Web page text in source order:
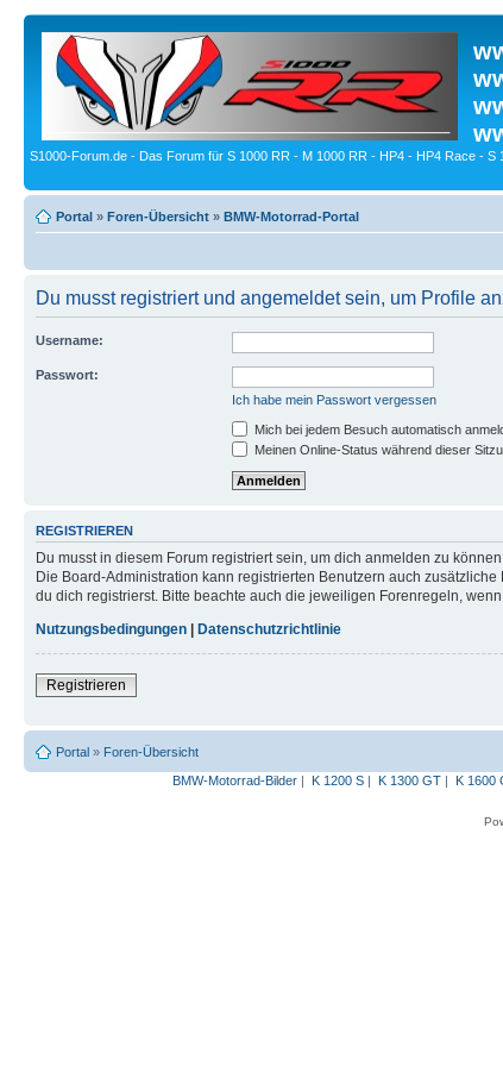
S1000-Forum.de - Das Forum für S 1000 RR - M 1000 RR - HP4 - HP4 Race - S
Portal » Foren-Übersicht » BMW-Motorrad-Portal
Du musst registriert und angemeldet sein, um Profile
Username:
Passwort:
Ich habe mein Passwort vergessen
Mich bei jedem Besuch automatisch
Meinen Online-Status während dieser
REGISTRIEREN
Du musst in diesem Forum registriert sein, um dich anmelden zu
Die Board-Administration kann registrierten Benutzern auch
du dich registrierst. Bitte beachte auch die jeweiligen Forenregeln,
Nutzungsbedingungen
Datenschutzrichtlinie
Registrieren
Portal » Foren-Übersicht
BMW-Motorrad-Bilder| K 1200 S| K 1300 GT| K 1600